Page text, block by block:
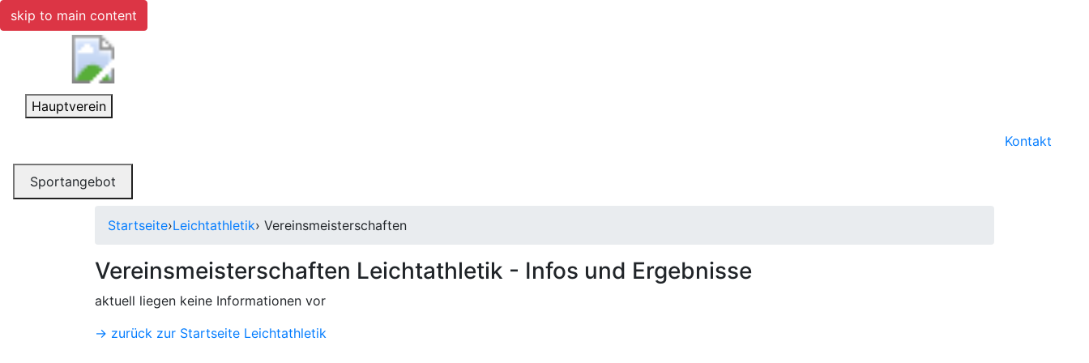
skip to main content
Toggle navigation
Hauptverein
Kontakt
Toggle navigation
Sportangebot
Startseite›Leichtathletik› Vereinsmeisterschaften
Vereinsmeisterschaften Leichtathletik - Infos und Ergebnisse
aktuell liegen keine Informationen vor
-> zurück zur Startseite Leichtathletik